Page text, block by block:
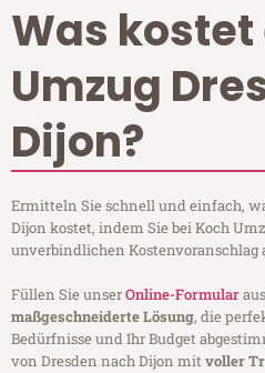
Was kostet
Umzug
Dijon?
Ermitteln Sie schnell und einfach,
Dijon kostet, indem Sie bei Koch
unverbindlichen Kostenvoranschlag
Füllen Sie unserOnline-Formular
maßgeschneiderte Lösung, die
Bedürfnisse und Ihr Budget
von Dresden nach Dijon mitvoller